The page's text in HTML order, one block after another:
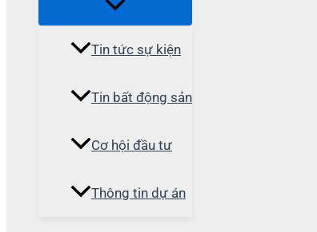
Tin tức sự kiện
Tin bất động sản
Cơ hội đầu tư
Thông tin dự án